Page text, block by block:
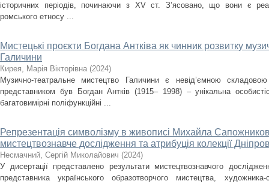
історичних періодів, починаючи з XV ст. З’ясовано, що вони є
ромського етносу ...
Мистецькі проєкти Богдана Антківа як чинник розвитку
Галичини
Кирея, Марія Вікторівна (2024)
Музично-театральне мистецтво Галичини є невід’ємною
представником був Богдан Антків (1915– 1998) – унікальна
багатовимірні поліфункційні ...
Репрезентація символізму в живописі Михайла
мистецтвознавче дослідження та атрибуція колекції
Несмачний, Сергій Миколайович (2024)
У дисертації представлено результати мистецтвознавчого
представника українського образотворчого мистецтва,